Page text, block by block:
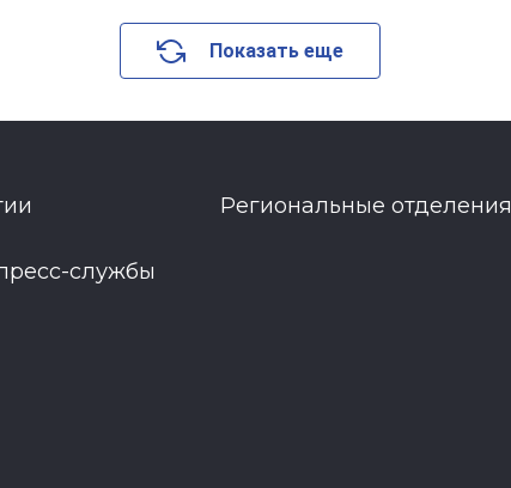
Показать еще
Региональные отделения
службы